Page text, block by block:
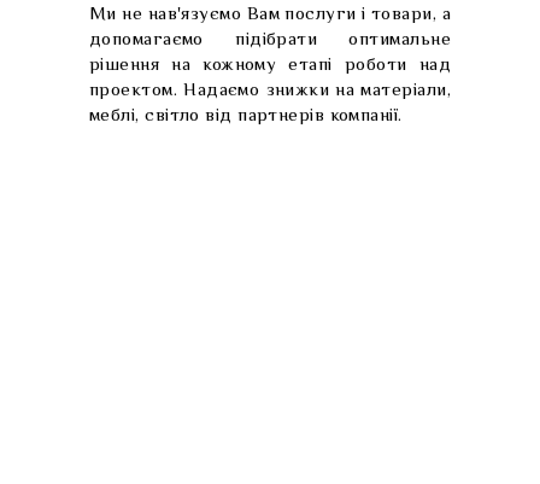
Ми не нав'язуємо Вам послуги і товари, а
допомагаємо підібрати оптимальне
рішення на кожному етапі роботи над
проектом. Надаємо знижки на матеріали,
меблі, світло від партнерів компанії.